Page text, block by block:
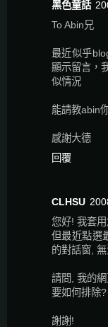
黑色童話
To Abin兄
最近似乎
顯示留言，
似情況
能請教abin
感謝大德
回覆
CLHSU
您好! 我套
但最近點選
的對話窗, 無
請問, 我的
要如何排除?
謝謝!